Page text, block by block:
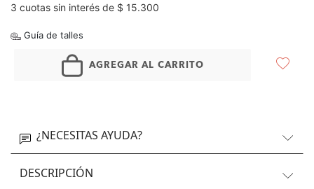
3 cuotas sin interés de $ 15.300
Guía de talles
AGREGAR AL CARRITO
¿NECESITAS AYUDA?
DESCRIPCIÓN